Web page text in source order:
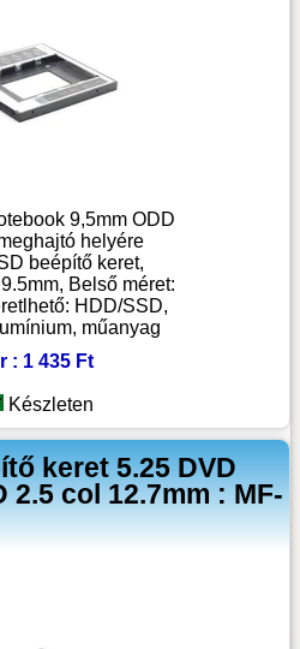
9,5mm ODD
helyére
beépítő keret,
Belső méret:
HDD/SSD,
műanyag
: 1 435 Ft
Készleten
keret 5.25 DVD
2.5 col 12.7mm : MF-